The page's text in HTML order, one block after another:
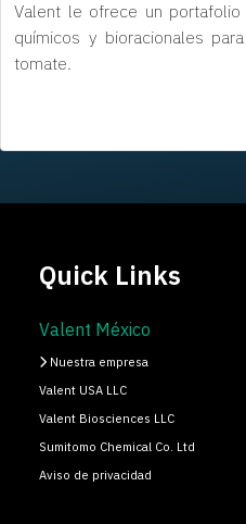
Valent le ofrece un
químicos y bioracionales
tomate.
Quick Links
Valent México
Nuestra empresa
Valent USA LLC
Valent Biosciences LLC
Sumitomo Chemical Co. Ltd
Aviso de privacidad